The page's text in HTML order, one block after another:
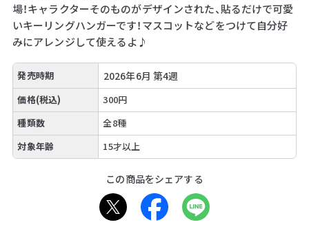
場！キャラクターそのものがデザインされた、貼るだけで可愛
いキーリングハンガーです！マスコットなどをつけて自分好
みにアレンジして使えるよ♪
発売時期 2026年6月 第4週
価格(税込)
300円
種類数
全8種
対象年齢
15才以上
この商品をシェアする